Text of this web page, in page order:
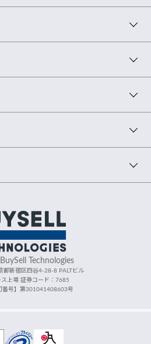
Technologies
都新宿区四谷4-28-8 PALTビル
ス上場 証券コード：7685
番号】第301041408603号